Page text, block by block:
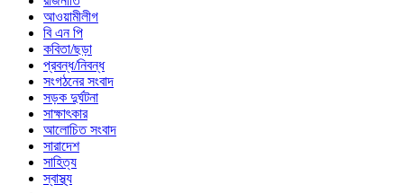
আওয়ামীলীগ
বি এন পি
কবিতা/ছড়া
প্রবন্ধ/নিবন্ধ
সংগঠনের সংবাদ
সড়ক দুর্ঘটনা
সাক্ষাৎকার
আলোচিত সংবাদ
সারাদেশ
সাহিত্য
স্বাস্থ্য